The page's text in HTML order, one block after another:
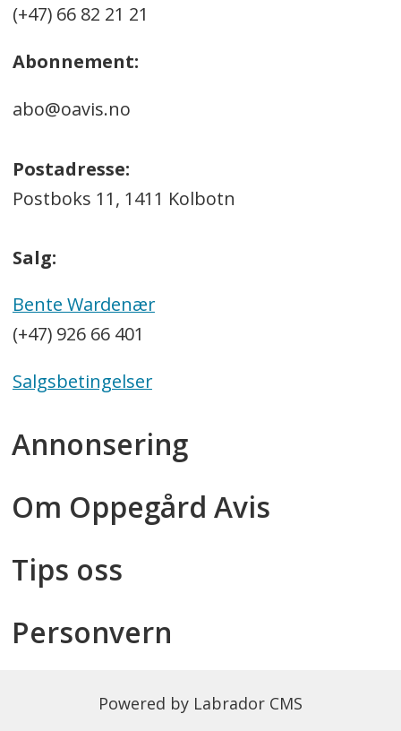
(+47) 66 82 21 21
Abonnement:
abo@oavis.no
Postadresse:
Postboks 11, 1411 Kolbotn
Salg:
Bente Wardenær
(+47) 926 66 401
Salgsbetingelser
Annonsering
Om Oppegård Avis
Tips oss
Personvern
Powered by Labrador CMS